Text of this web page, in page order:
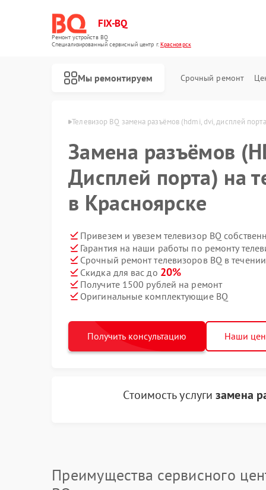
FIX-BQ
Ремонт устройств BQ
Специализированный cервисный центр г.Красноярск
Мы ремонтируем Срочный ремонт
BQ в Красноярске Телевизор BQ замена разъёмов (hdmi, dvi, дисплей
Замена разъёмов
Дисплей порта) на
в Красноярске
Привезем и увезем телевизор BQ
Гарантия на наши работы по ремонту
Срочный ремонт телевизоров BQ в
Скидка для вас до 20%
Получите 1500 рублей на ремонт
Оригинальные комплектующие BQ
Получить консультацию Наши
Стоимость услугизамена
Преимущества сервисного